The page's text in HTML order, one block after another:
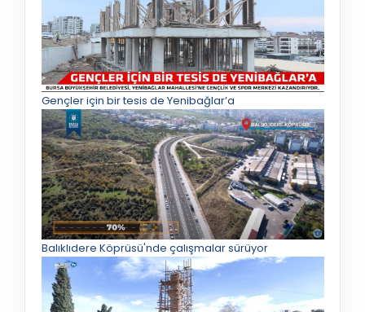
Gençler için bir tesis de Yenibağlar’a
Balıklıdere Köprüsü'nde çalışmalar sürüyor